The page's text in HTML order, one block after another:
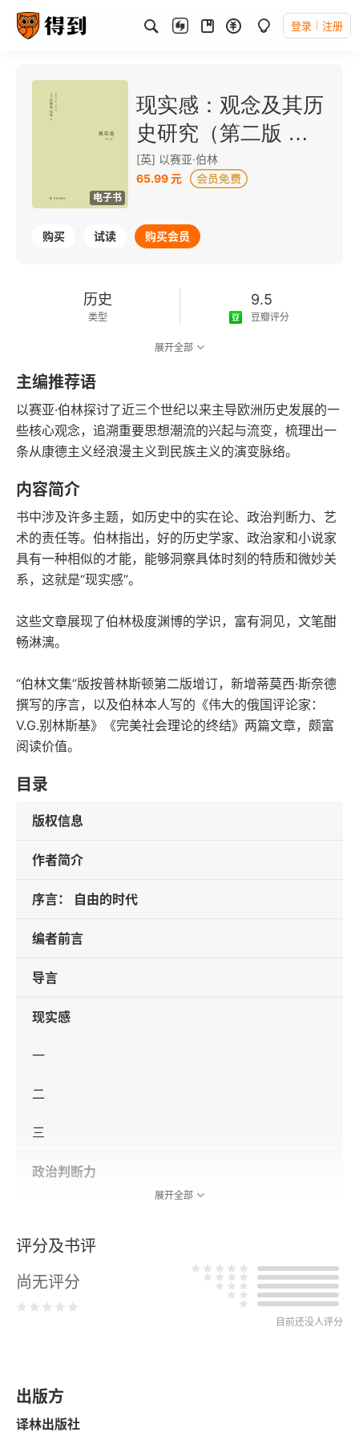
登录 注册
电子书
现实感：观念及其历
史研究（第二版 伯
林文集）
[英] 以赛亚·伯林
65.99 元
购买 试读 购买会员
历史
类型
9.5
豆瓣评分
2021-12-01
发行日期
展开全部
主编推荐语
以赛亚·伯林探讨了近三个世纪以来主导欧洲历史发展的一
些核心观念，追溯重要思想潮流的兴起与流变，梳理出一
条从康德主义经浪漫主义到民族主义的演变脉络。
内容简介
书中涉及许多主题，如历史中的实在论、政治判断力、艺
术的责任等。伯林指出，好的历史学家、政治家和小说家
具有一种相似的才能，能够洞察具体时刻的特质和微妙关
系，这就是“现实感”。
这些文章展现了伯林极度渊博的学识，富有洞见，文笔酣
畅淋漓。
“伯林文集”版按普林斯顿第二版增订，新增蒂莫西·斯奈德
撰写的序言，以及伯林本人写的《伟大的俄国评论家：
V.G.别林斯基》《完美社会理论的终结》两篇文章，颇富
阅读价值。
目录
版权信息
作者简介
序言： 自由的时代
编者前言
导言
现实感
一
二
三
政治判断力
社会主义和社会主义理论
一
四
展开全部
评分及书评
尚无评分
目前还没人评分
出版方
译林出版社